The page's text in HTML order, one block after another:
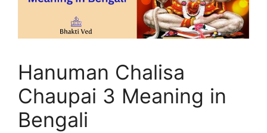
Hanuman Chalisa
Chaupai 3 Meaning in
Bengali